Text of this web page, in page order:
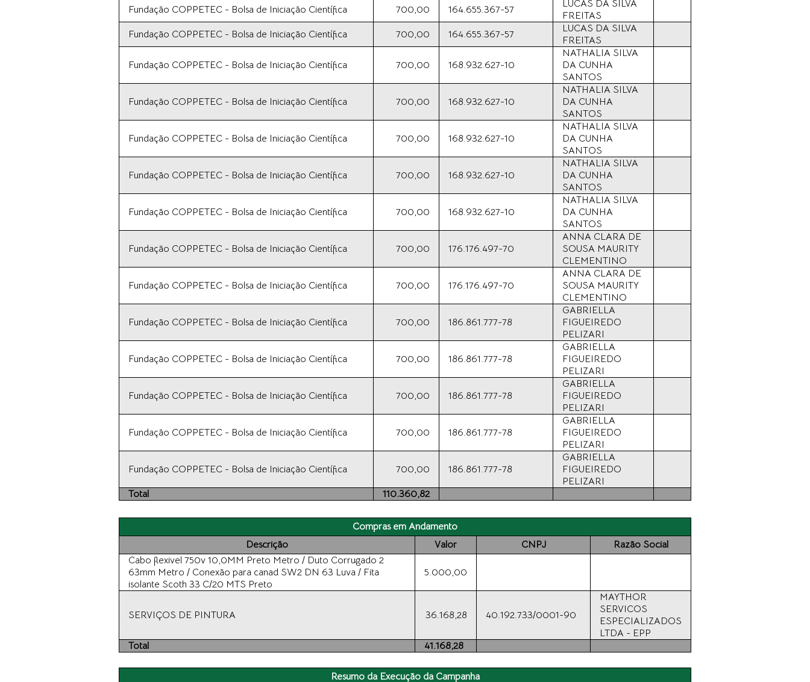
Fundação COPPETEC - Bolsa de Iniciação Científica
700,00 164.655.367-57
LUCAS DA SILVA
FREITAS
Fundação COPPETEC - Bolsa de Iniciação Científica
700,00 164.655.367-57
LUCAS DA SILVA
FREITAS
Fundação COPPETEC - Bolsa de Iniciação Científica 700,00 168.932.627-10
NATHALIA SILVA
DA CUNHA
SANTOS
Fundação COPPETEC - Bolsa de Iniciação Científica 700,00 168.932.627-10
NATHALIA SILVA
DA CUNHA
SANTOS
Fundação COPPETEC - Bolsa de Iniciação Científica 700,00 168.932.627-10
NATHALIA SILVA
DA CUNHA
SANTOS
Fundação COPPETEC - Bolsa de Iniciação Científica 700,00 168.932.627-10
NATHALIA SILVA
DA CUNHA
SANTOS
Fundação COPPETEC - Bolsa de Iniciação Científica 700,00 168.932.627-10
NATHALIA SILVA
DA CUNHA
SANTOS
Fundação COPPETEC - Bolsa de Iniciação Científica 700,00 176.176.497-70
ANNA CLARA DE
SOUSA MAURITY
CLEMENTINO
Fundação COPPETEC - Bolsa de Iniciação Científica 700,00 176.176.497-70
ANNA CLARA DE
SOUSA MAURITY
CLEMENTINO
Fundação COPPETEC - Bolsa de Iniciação Científica 700,00 186.861.777-78
GABRIELLA
FIGUEIREDO
PELIZARI
Fundação COPPETEC - Bolsa de Iniciação Científica 700,00 186.861.777-78
GABRIELLA
FIGUEIREDO
PELIZARI
Fundação COPPETEC - Bolsa de Iniciação Científica 700,00 186.861.777-78
GABRIELLA
FIGUEIREDO
PELIZARI
Fundação COPPETEC - Bolsa de Iniciação Científica 700,00 186.861.777-78
GABRIELLA
FIGUEIREDO
PELIZARI
Fundação COPPETEC - Bolsa de Iniciação Científica 700,00 186.861.777-78
GABRIELLA
FIGUEIREDO
PELIZARI
Total
110.360,82
Compras em Andamento
Descrição
Valor CNPJ
Razão Social
Cabo flexivel 750v 10,0MM Preto Metro / Duto Corrugado 2
63mm Metro / Conexão para canad SW2 DN 63 Luva / Fita
isolante Scoth 33 C/20 MTS Preto
5.000,00
SERVIÇOS DE PINTURA 36.168,28 40.192.733/0001-90
MAYTHOR
SERVICOS
ESPECIALIZADOS
LTDA - EPP
Total
41.168,28
Resumo da Execução da Campanha